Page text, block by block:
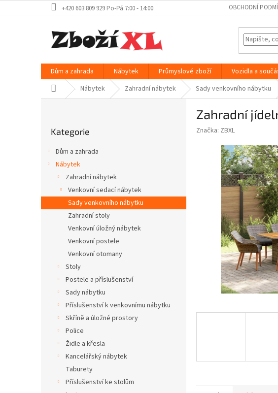
na
+420 603 809 929 Po-Pá 7:00 - 14:00 OBCHODNÍ
Dům a zahrada Nábytek Průmyslové zboží Vozidla a
Domů Nábytek Zahradní nábytek Sady venkovního nábytku
a
kategorie
Kategorie
Dům a zahrada
Nábytek
Zahradní nábytek
Venkovní sedací nábytek
Sady venkovního nábytku
Zahradní stoly
Venkovní úložný nábytek
Venkovní postele
Venkovní otomany
Stoly
Postele a příslušenství
Sady nábytku
Příslušenství k venkovnímu nábytku
Skříně a úložné prostory
Police
Židle a křesla
Kancelářský nábytek
Taburety
Příslušenství ke stolům
Zahradní
Značka: ZBXL